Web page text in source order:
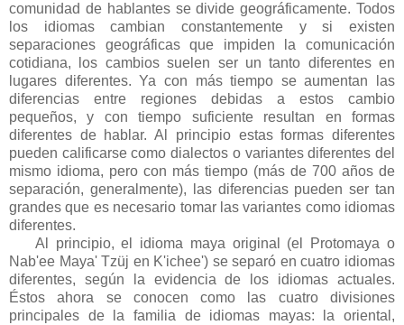
comunidad de hablantes se divide geográficamente. Todos
los idiomas cambian constantemente y si existen
separaciones geográficas que impiden la comunicación
cotidiana, los cambios suelen ser un tanto diferentes en
lugares diferentes. Ya con más tiempo se aumentan las
diferencias entre regiones debidas a estos cambio
pequeños, y con tiempo suficiente resultan en formas
diferentes de hablar. Al principio estas formas diferentes
pueden calificarse como dialectos o variantes diferentes del
mismo idioma, pero con más tiempo (más de 700 años de
separación, generalmente), las diferencias pueden ser tan
grandes que es necesario tomar las variantes como idiomas
diferentes.
Al principio, el idioma maya original (el Protomaya o
Nab'ee Maya' Tzüj en K'ichee') se separó en cuatro idiomas
diferentes, según la evidencia de los idiomas actuales.
Éstos ahora se conocen como las cuatro divisiones
principales de la familia de idiomas mayas: la oriental,